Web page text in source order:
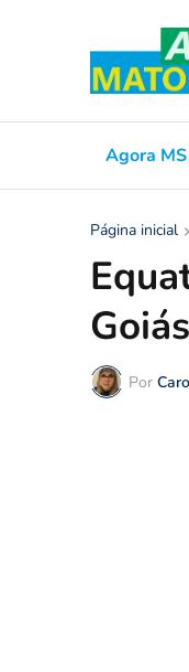
Agora MS
Página inicial
Goiás
Por